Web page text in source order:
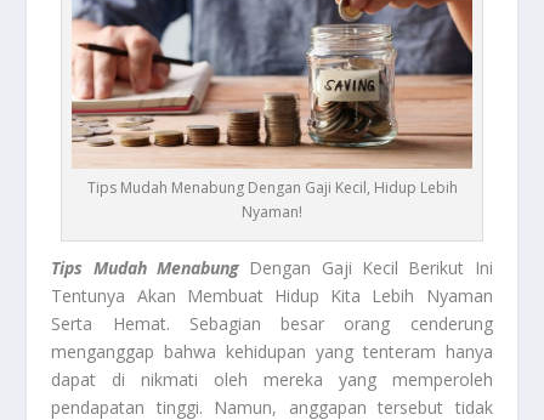
Tips Mudah Menabung Dengan Gaji Kecil, Hidup Lebih
Nyaman!
Tips Mudah Menabung Dengan Gaji Kecil Berikut Ini
Tentunya Akan Membuat Hidup Kita Lebih Nyaman
Serta Hemat. Sebagian besar orang cenderung
menganggap bahwa kehidupan yang tenteram hanya
dapat di nikmati oleh mereka yang memperoleh
pendapatan tinggi. Namun, anggapan tersebut tidak